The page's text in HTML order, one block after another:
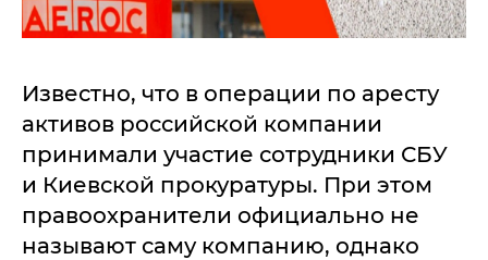
Известно, что в операции по аресту
активов российской компании
принимали участие сотрудники СБУ
и Киевской прокуратуры. При этом
правоохранители официально не
называют саму компанию, однако